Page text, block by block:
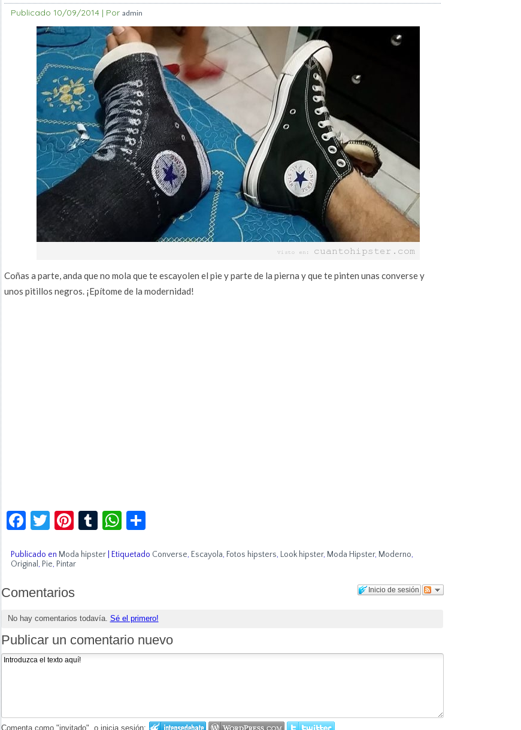
Publicado 10/09/2014| Por admin
Coñas a parte, anda que no mola que te escayolen el pie y parte de la pierna y que te pinten unas converse y
unos pitillos negros. ¡Epítome de la modernidad!
Facebook
Twitter
Pinterest
TumblrWhatsApp
Compartir
Publicado en Moda hipster| Etiquetado Converse, Escayola, Fotos hipsters, Look hipster, Moda Hipster, Moderno,
Original , Pie, Pintar
Inicio de sesión
Comentarios
No hay comentarios todavía. Sé el primero!
Publicar un comentario nuevo
Comenta como "invitado", o inicia sesión: